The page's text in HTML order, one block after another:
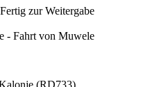
(RD733)
Fertig zur Weitergabe
- Fahrt von Muwele